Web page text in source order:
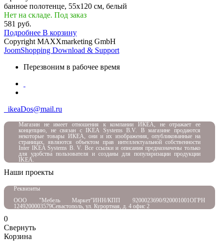
банное полотенце, 55x120 см, белый
Нет на складе. Под заказ
581 руб.
Подробнее В корзину
Copyright MAXXmarketing GmbH
JoomShopping Download & Support
Перезвоним в рабочее время
ikeaDos@mail.ru
Магазин не имеет отношения к компании ИКЕА, не отражает ее
концепцию, не связан с
IKEA Systems B.V. В магазине продаются
некоторые товары ИКЕА, они и их изображения, опубликованные на
страницах, являются объектом прав интеллектуальной собственности
Inter IKEA Systems B. V. Все ссылки и описания предназначены только
для удобства пользователя и созданы для популяризации продукции
IKEA.
Наши проекты
Реквизиты
ООО "Мебель Маркет"ИНН/КПП 9200023690/920001001ОГРН
1249200003579Севастополь, ул. Курортная, д. 4 офис 2
0
Свернуть
Корзина